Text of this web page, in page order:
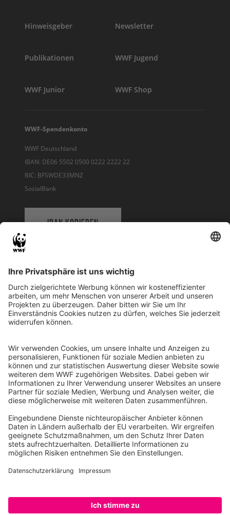
Hinweisgeber Newsletter
Publikationen WWF Jugend
WWF Junior WWF Shop
WWF-Spendenkonto
WWF Deutschland
IBAN: DE06 5502 0500 0222 2222 22
BIC: BFSWDE33MNZ
SozialBank
IBAN KOPIEREN
WWF Deutschland
Reinhardtstr. 18
10117 Berlin
Ihre Spende kann steuerlich geltend gemacht werden
Registriert als Stiftung WWF Deutschland, Senatsverwaltung für
Justiz Berlin, Az: 3416/976/2
Umsatzsteuer-Identifikationsnummer: DE 114236103
Freistellungsbescheid: Als gemeinnützige Körperschaft befreit
von der Körperschaftssteuer gem. §5 I 9 KStg. unter der
Steuernummer 27/641/09321